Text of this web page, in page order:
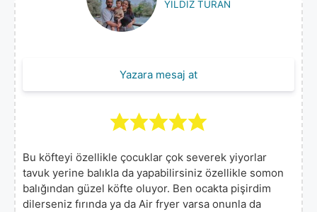
YILDIZ TURAN
Yazara mesaj at
Bu köfteyi özellikle çocuklar çok severek yiyorlar
tavuk yerine balıkla da yapabilirsiniz özellikle somon
balığından güzel köfte oluyor. Ben ocakta pişirdim
dilerseniz fırında ya da Air fryer varsa onunla da